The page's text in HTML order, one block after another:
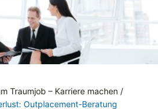
Traumjob – Karriere machen/
Outplacement-Beratung